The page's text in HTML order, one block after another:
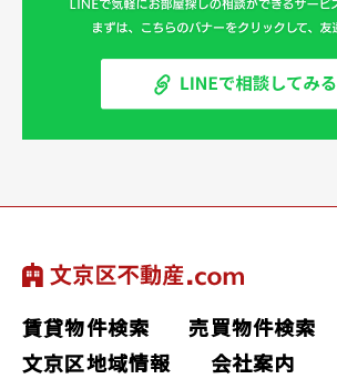
賃貸物件検索
売買物件検索
文京区地域情報
会社案内